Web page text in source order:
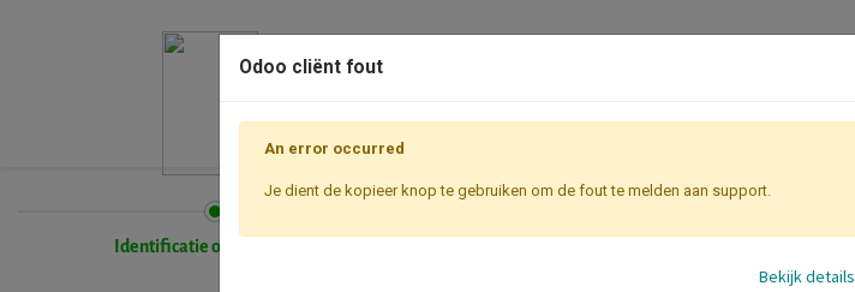
Identificatie onderneming
Odoo cliënt fout
An error occurred
Je dient de kopieer knop te gebruiken om de fout te melden aan support.
Bekijk details